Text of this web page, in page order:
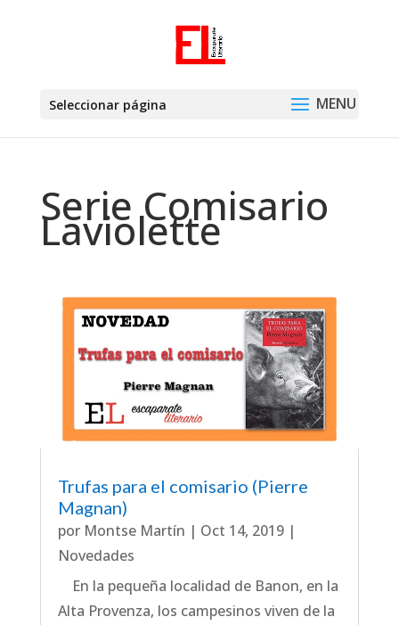
Seleccionar página
Serie Comisario
Laviolette
Trufas para el comisario (Pierre
Magnan)
por Montse Martín | Oct 14, 2019|
Novedades
En la pequeña localidad de Banon, en la
Alta Provenza, los campesinos viven de la